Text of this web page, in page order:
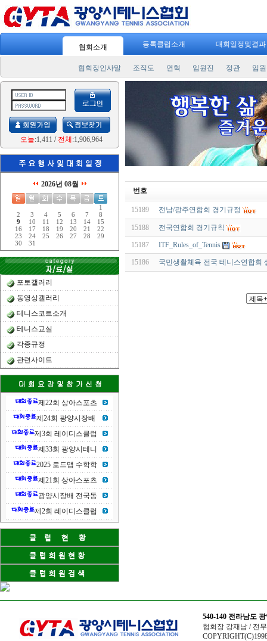
협회소개 등록클럽소개 대회일정및결
협회장인사말 조직도 연혁 임원진 정관 임
오늘:1,411 / 전체 :1,906,964
2026년 08월
1
2
3 4 5 6 7
8
9
10 11 12 13 14
15
16
17 18 19 20 21
22
23
24 25 26 27 28
29
30
31
포토갤러리
동영상갤러리
테니스코트소개
테니스교실
각종규정
관련사이트
제22회 상아스포츠
제24회 광양시장배
제3회 레이디스클럽
제33회 광양시테니
2025 로드맵 수학학
제21회 상아스포츠
광양시장배 전국동
제2회 레이디스클럽
번호
15189 전남/광주연합회 경기규정
15188 전국연합회 경기규칙
15187 ITF_Rules_of_Tennis
15186 국민생활체육 전국 테니스연합회
540-140 전라남도
협회장 강재남 / 전